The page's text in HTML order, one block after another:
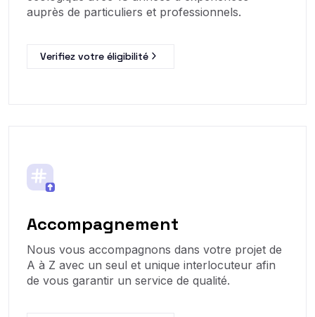
auprès de particuliers et professionnels.
Verifiez votre éligibilité
Accompagnement
Nous vous accompagnons dans votre projet de
A à Z avec un seul et unique interlocuteur afin
de vous garantir un service de qualité.